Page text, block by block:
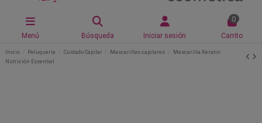
Menú Búsqueda Iniciar sesión
0
Carrito
Inicio Peluquería Cuidado Capilar Mascarillas capilares
Mascarilla Keratin
Nutrición Essentiel